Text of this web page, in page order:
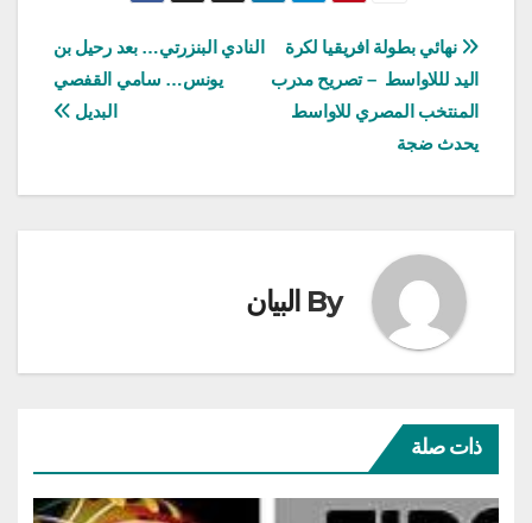
تصفّح
المقالات
النادي البنزرتي… بعد رحيل بن
يونس… سامي القفصي
البديل
نهائي بطولة افريقيا لكرة
اليد لللاواسط – تصريح مدرب
المنتخب المصري للاواسط
يحدث ضجة
By البيان
ذات صلة